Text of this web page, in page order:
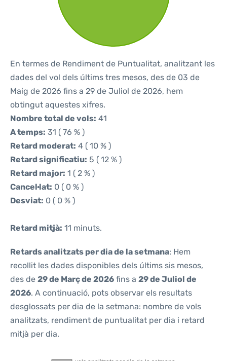
En termes de Rendiment de Puntualitat, analitzant les
dades del vol dels últims tres mesos, des de 03 de
Maig de 2026 fins a 29 de Juliol de 2026, hem
obtingut aquestes xifres.
Nombre total de vols: 41
A temps: 31 ( 76 % )
Retard moderat: 4 ( 10 % )
Retard significatiu: 5 ( 12 % )
Retard major: 1 ( 2 % )
Cancel·lat: 0 ( 0 % )
Desviat: 0 ( 0 % )
Retard mitjà: 11 minuts.
Retards analitzats per dia de la setmana: Hem
recollit les dades disponibles dels últims sis mesos,
des de 29 de Març de 2026 fins a 29 de Juliol de
2026. A continuació, pots observar els resultats
desglossats per dia de la setmana: nombre de vols
analitzats, rendiment de puntualitat per dia i retard
mitjà per dia.